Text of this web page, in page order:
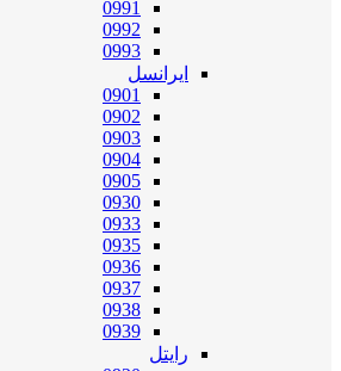
0991
0992
0993
ایرانسل
0901
0902
0903
0904
0905
0930
0933
0935
0936
0937
0938
0939
رایتل